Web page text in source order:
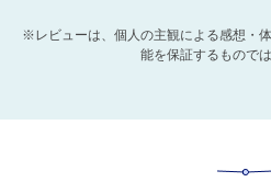
※レビューは、個人の主観による感想・
能を保証するもので